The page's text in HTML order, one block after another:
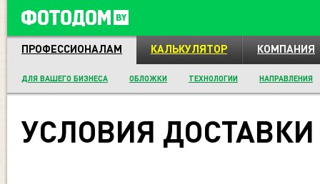
ПРОФЕССИОНАЛАМ КАЛЬКУЛЯТОР КОМПАНИЯ
ДЛЯ ВАШЕГО БИЗНЕСА ОБЛОЖКИ ТЕХНОЛОГИИ НАПРАВЛЕНИЯ
УСЛОВИЯ ДОСТАВКИ